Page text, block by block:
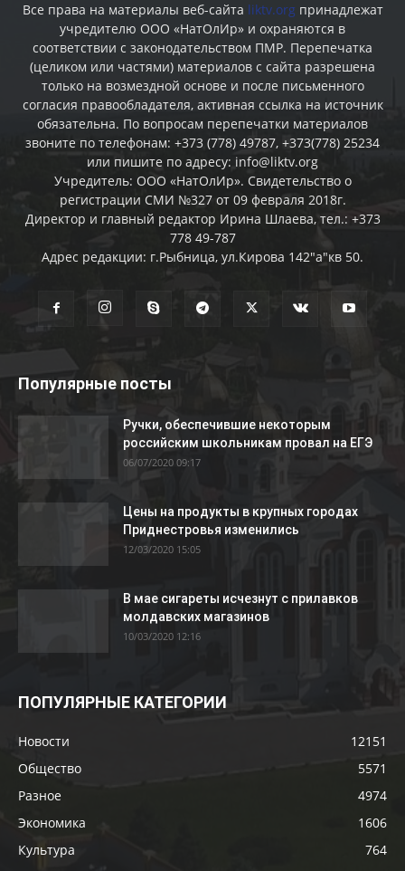
Все права на материалы веб-сайта liktv.org принадлежат
учредителю ООО «НатОлИр» и охраняются в
соответствии с законодательством ПМР. Перепечатка
(целиком или частями) материалов c сайта разрешена
только на возмездной основе и после письменного
согласия правообладателя, активная ссылка на источник
обязательна. По вопросам перепечатки материалов
звоните по телефонам: +373 (778) 49787, +373(778) 25234
или пишите по адресу: info@liktv.org
Учредитель: ООО «НатОлИр». Свидетельство о
регистрации СМИ №327 от 09 февраля 2018г.
Директор и главный редактор Ирина Шлаева, тел.: +373
778 49-787
Адрес редакции: г.Рыбница, ул.Кирова 142"а"кв 50.
Популярные посты
Ручки, обеспечившие некоторым
российским школьникам провал на ЕГЭ
06/07/2020 09:17
Цены на продукты в крупных городах
Приднестровья изменились
12/03/2020 15:05
В мае сигареты исчезнут с прилавков
молдавских магазинов
10/03/2020 12:16
ПОПУЛЯРНЫЕ КАТЕГОРИИ
Новости
12151
Общество
5571
Разное
4974
Экономика
1606
Культура
764